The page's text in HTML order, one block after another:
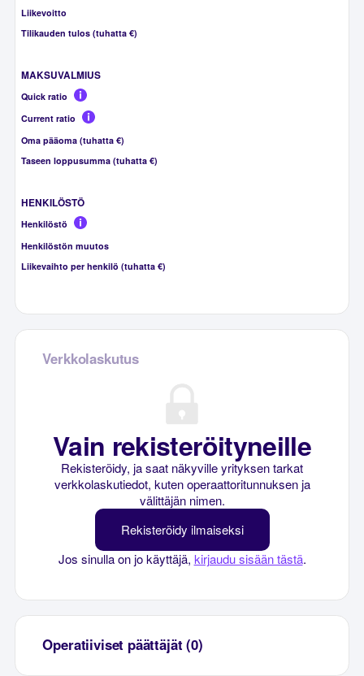
Liikevoitto
Tilikauden tulos (tuhatta €)
MAKSUVALMIUS
Quick ratio
Current ratio
Oma pääoma (tuhatta €)
Taseen loppusumma (tuhatta €)
HENKILÖSTÖ
Henkilöstö
Henkilöstön muutos
Liikevaihto per henkilö (tuhatta €)
Verkkolaskutus
Vain rekisteröityneille
Rekisteröidy, ja saat näkyville yrityksen tarkat
verkkolaskutiedot, kuten operaattoritunnuksen ja
välittäjän nimen.
Rekisteröidy ilmaiseksi
Jos sinulla on jo käyttäjä, kirjaudu sisään tästä.
Operatiiviset päättäjät (0)